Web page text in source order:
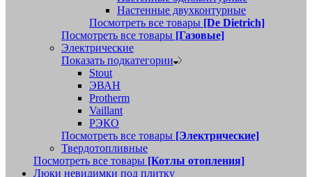
Настенные двухконтурные
Посмотреть все товары [De Dietrich]
Посмотреть все товары [Газовые]
Электрические
Показать подкатегории
Stout
ЭВАН
Protherm
Vaillant
РЭКО
Посмотреть все товары [Электрические]
Твердотопливные
Посмотреть все товары [Котлы отопления]
Люки невидимки под плитку